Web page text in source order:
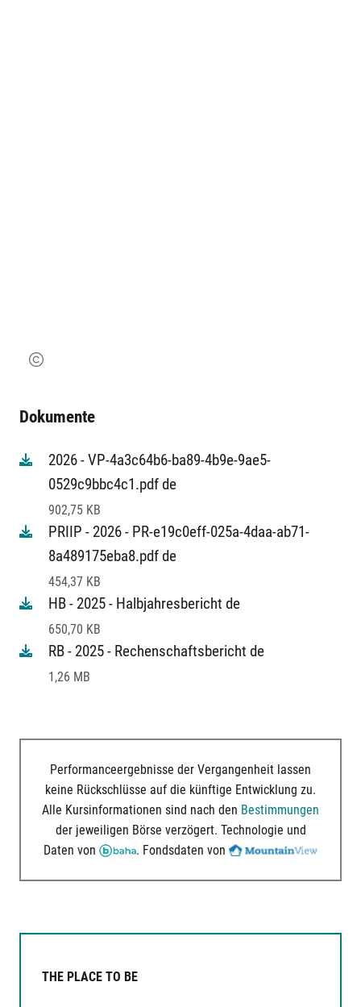
Dokumente
2026 - VP-4a3c64b6-ba89-4b9e-9ae5-
0529c9bbc4c1.pdf de
902,75 KB
PRIIP - 2026 - PR-e19c0eff-025a-4daa-ab71-
8a489175eba8.pdf de
454,37 KB
HB - 2025 - Halbjahresbericht de
650,70 KB
RB - 2025 - Rechenschaftsbericht de
1,26 MB
Performanceergebnisse der Vergangenheit lassen
keine Rückschlüsse auf die künftige Entwicklung zu.
Alle Kursinformationen sind nach den Bestimmungen
der jeweiligen Börse verzögert. Technologie und
Daten von
. Fondsdaten von
THE PLACE TO BE